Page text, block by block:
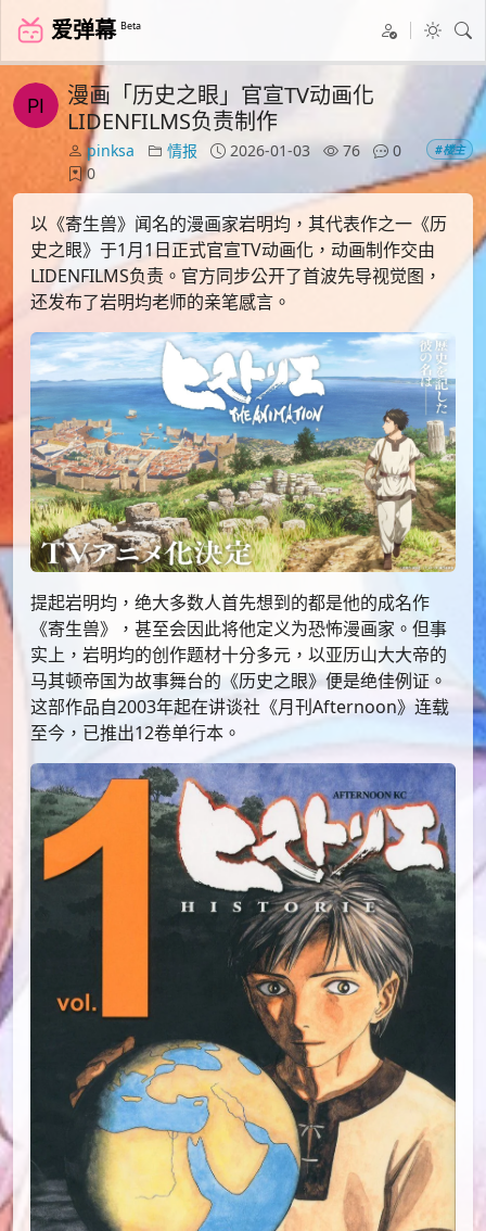
爱弹幕 Beta
漫画「历史之眼」官宣TV动画化
LIDENFILMS负责制作
pinksa 情报 2026-01-03 76
0
0
#楼主
以《寄生兽》闻名的漫画家岩明均，其代表作之一《历
史之眼》于1月1日正式官宣TV动画化，动画制作交由
LIDENFILMS负责。官方同步公开了首波先导视觉图，
还发布了岩明均老师的亲笔感言。
提起岩明均，绝大多数人首先想到的都是他的成名作
《寄生兽》，甚至会因此将他定义为恐怖漫画家。但事
实上，岩明均的创作题材十分多元，以亚历山大大帝的
马其顿帝国为故事舞台的《历史之眼》便是绝佳例证。
这部作品自2003年起在讲谈社《月刊Afternoon》连载
至今，已推出12卷单行本。